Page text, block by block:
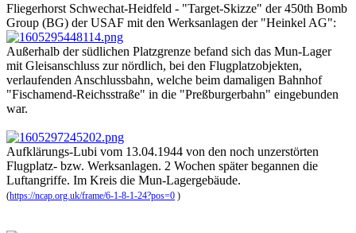
Fliegerhorst Schwechat-Heidfeld - "Target-Skizze" der 450th Bomb
Group (BG) der USAF mit den Werksanlagen der "Heinkel AG":
Außerhalb der südlichen Platzgrenze befand sich das Mun-Lager
mit Gleisanschluss zur nördlich, bei den Flugplatzobjekten,
verlaufenden Anschlussbahn, welche beim damaligen Bahnhof
"Fischamend-Reichsstraße" in die "Preßburgerbahn" eingebunden
war.
Aufklärungs-Lubi vom 13.04.1944 von den noch unzerstörten
Flugplatz- bzw. Werksanlagen. 2 Wochen später begannen die
Luftangriffe. Im Kreis die Mun-Lagergebäude.
(https://ncap.org.uk/frame/6-1-8-1-24?pos=0 )